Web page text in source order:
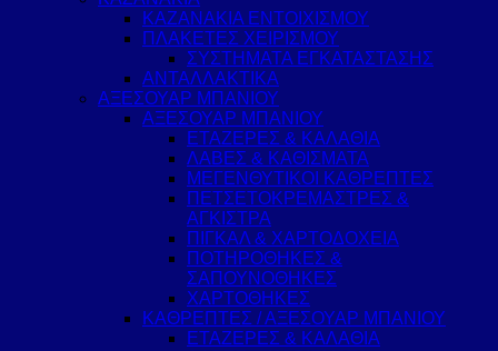
ΚΑΖΑΝΑΚΙΑ ΕΝΤΟΙΧΙΣΜΟΥ
ΠΛΑΚΕΤΕΣ ΧΕΙΡΙΣΜΟΥ
ΣΥΣΤΗΜΑΤΑ ΕΓΚΑΤΑΣΤΑΣΗΣ
ΑΝΤΑΛΛΑΚΤΙΚΑ
ΑΞΕΣΟΥΑΡ ΜΠΑΝΙΟΥ
ΑΞΕΣΟΥΑΡ ΜΠΑΝΙΟΥ
ΕΤΑΖΕΡΕΣ & ΚΑΛΑΘΙΑ
ΛΑΒΕΣ & ΚΑΘΙΣΜΑΤΑ
ΜΕΓΕΝΘΥΤΙΚΟΙ ΚΑΘΡΕΠΤΕΣ
ΠΕΤΣΕΤΟΚΡΕΜΑΣΤΡΕΣ &
ΑΓΚΙΣΤΡΑ
ΠΙΓΚΑΛ & ΧΑΡΤΟΔΟΧΕΙΑ
ΠΟΤΗΡΟΘΗΚΕΣ &
ΣΑΠΟΥΝΟΘΗΚΕΣ
ΧΑΡΤΟΘΗΚΕΣ
ΚΑΘΡΕΠΤΕΣ / ΑΞΕΣΟΥΑΡ ΜΠΑΝΙΟΥ
ΕΤΑΖΕΡΕΣ & ΚΑΛΑΘΙΑ